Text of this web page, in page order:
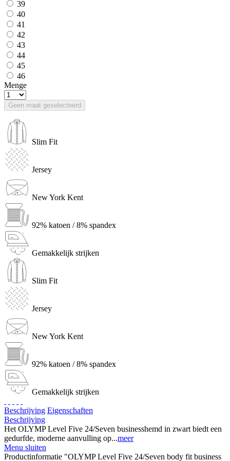
39
40
41
42
43
44
45
46
Menge
Geen maat geselecteerd
Slim Fit
Jersey
New York Kent
92% katoen / 8% spandex
Gemakkelijk strijken
Slim Fit
Jersey
New York Kent
92% katoen / 8% spandex
Gemakkelijk strijken
Beschrijving Eigenschaften
Beschrijving
Het OLYMP Level Five 24/Seven businesshemd in zwart biedt een
gedurfde, moderne aanvulling op...meer
Menu sluiten
Productinformatie "OLYMP Level Five 24/Seven body fit business